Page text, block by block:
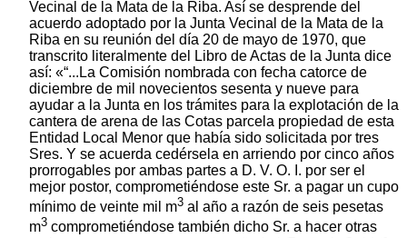
Vecinal de la Mata de la Riba. Así se desprende del
acuerdo adoptado por la Junta Vecinal de la Mata de la
Riba en su reunión del día 20 de mayo de 1970, que
transcrito literalmente del Libro de Actas de la Junta dice
así: «“...La Comisión nombrada con fecha catorce de
diciembre de mil novecientos sesenta y nueve para
ayudar a la Junta en los trámites para la explotación de la
cantera de arena de las Cotas parcela propiedad de esta
Entidad Local Menor que había sido solicitada por tres
Sres. Y se acuerda cedérsela en arriendo por cinco años
prorrogables por ambas partes a D. V. O. I. por ser el
mejor postor, comprometiéndose este Sr. a pagar un cupo
mínimo de veinte mil m3 al año a razón de seis pesetas
m3 comprometiéndose también dicho Sr. a hacer otras